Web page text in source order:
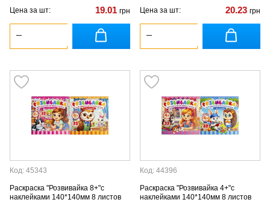
Цена за шт: 19.01 грн Цена за шт: 20.23 грн
Код: 45343
Раскраска "Розвивайка 8+"с
наклейками 140*140мм 8 листов
Код: 44396
Раскраска "Розвивайка 4+"с
наклейками 140*140мм 8 листов